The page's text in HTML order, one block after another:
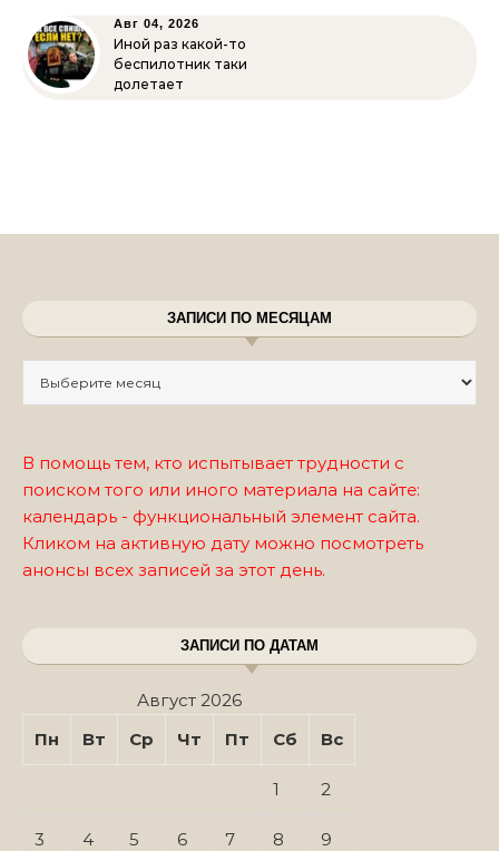
Авг 04, 2026
Иной раз какой-то
беспилотник таки
долетает
ЗАПИСИ ПО МЕСЯЦАМ
В помощь тем, кто испытывает трудности с
поиском того или иного материала на сайте:
календарь - функциональный элемент сайта.
Кликом на активную дату можно посмотреть
анонсы всех записей за этот день.
ЗАПИСИ ПО ДАТАМ
Август 2026
Пн
Вт Ср Чт Пт Сб Вс
1 2
3 4 5 6 7 8 9